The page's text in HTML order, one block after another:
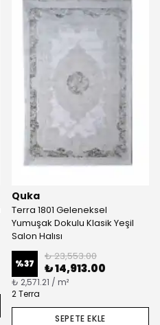
Quka
Terra 1801 Geleneksel
Yumuşak Dokulu Klasik Yeşil
Salon Halısı
%37
₺ 23,553.00
₺ 14,913.00
₺ 2,571.21 / m²
2 Terra
SEPETE EKLE